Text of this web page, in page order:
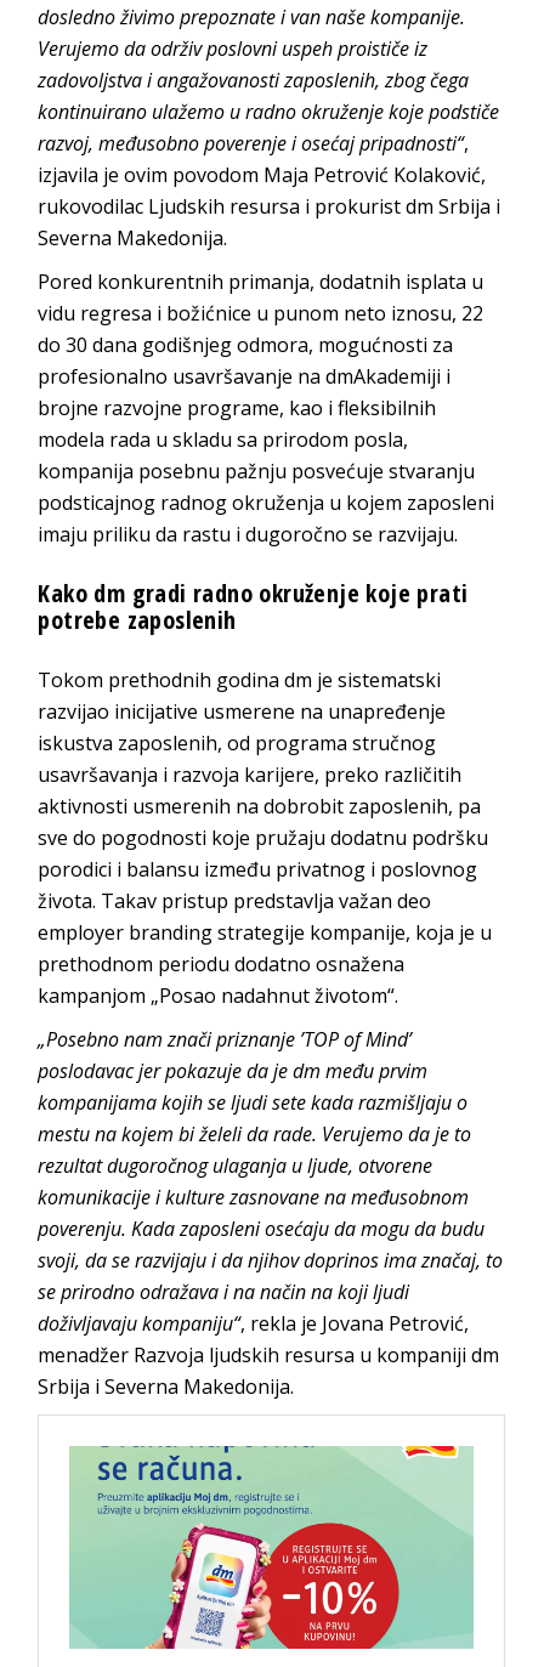
dosledno živimo prepoznate i van naše kompanije.
Verujemo da održiv poslovni uspeh proističe iz
zadovoljstva i angažovanosti zaposlenih, zbog čega
kontinuirano ulažemo u radno okruženje koje podstiče
razvoj, međusobno poverenje i osećaj pripadnosti“,
izjavila je ovim povodom Maja Petrović Kolaković,
rukovodilac Ljudskih resursa i prokurist dm Srbija i
Severna Makedonija.
Pored konkurentnih primanja, dodatnih isplata u
vidu regresa i božićnice u punom neto iznosu, 22
do 30 dana godišnjeg odmora, mogućnosti za
profesionalno usavršavanje na dmAkademiji i
brojne razvojne programe, kao i fleksibilnih
modela rada u skladu sa prirodom posla,
kompanija posebnu pažnju posvećuje stvaranju
podsticajnog radnog okruženja u kojem zaposleni
imaju priliku da rastu i dugoročno se razvijaju.
Kako dm gradi radno okruženje koje prati
potrebe zaposlenih
Tokom prethodnih godina dm je sistematski
razvijao inicijative usmerene na unapređenje
iskustva zaposlenih, od programa stručnog
usavršavanja i razvoja karijere, preko različitih
aktivnosti usmerenih na dobrobit zaposlenih, pa
sve do pogodnosti koje pružaju dodatnu podršku
porodici i balansu između privatnog i poslovnog
života. Takav pristup predstavlja važan deo
employer branding strategije kompanije, koja je u
prethodnom periodu dodatno osnažena
kampanjom „Posao nadahnut životom“.
„Posebno nam znači priznanje ’TOP of Mind’
poslodavacjer pokazuje da je dm među prvim
kompanijama kojih se ljudi sete kada razmišljaju o
mestu na kojem bi želeli da rade. Verujemo da je to
rezultat dugoročnog ulaganja u ljude, otvorene
komunikacije i kulture zasnovane na međusobnom
poverenju. Kada zaposleni osećaju da mogu da budu
svoji, da se razvijaju i da njihov doprinos ima značaj, to
se prirodno odražava i na način na koji ljudi
doživljavaju kompaniju“, rekla je Jovana Petrović,
menadžer Razvoja ljudskih resursa u kompaniji dm
Srbija i Severna Makedonija.